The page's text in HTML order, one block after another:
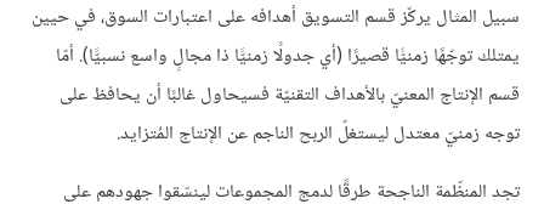
سبيل المثال يركّز قسم التسويق أهدافه على اعتبارات السوق، في حيين
يمتلك توجّهًا زمنيًّا قصيرًا (أي جدولًا زمنيًّا ذا مجالٍ واسع نسبيًّا). أمّا
قسم الإنتاج المعنيّ بالأهداف التقنيّة فسيحاول غالبًا أن يحافظ على
توجه زمنيّ معتدل ليستغلّ الربح الناجم عن الإنتاج المُتزايد.
تجد المنظّمة الناجحة طرقًا لدمج المجموعات لينسّقوا جهودهم على